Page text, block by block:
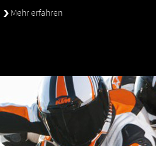
Mehr erfahren